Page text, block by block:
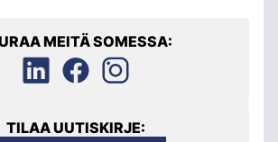
MEITÄ SOMESSA:
TILAA UUTISKIRJE: